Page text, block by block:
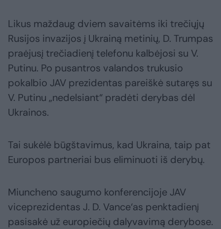
Likus maždaug dviem savaitėms iki trečiųjų
Rusijos invazijos į Ukrainą metinių, D. Trumpas
praėjusį trečiadienį telefonu kalbėjosi su V.
Putinu. Po pusantros valandos trukusio
pokalbio JAV prezidentas pareiškė sutaręs su
V. Putinu „nedelsiant“ pradėti derybas dėl
Ukrainos.
Tai sukėlė būgštavimus, kad Ukraina, taip pat
Europos partneriai bus eliminuoti iš derybų.
Miuncheno saugumo konferencijoje JAV
viceprezidentas J. D. Vance‘as penktadienį
pasisakė už europiečių dalyvavimą derybose.